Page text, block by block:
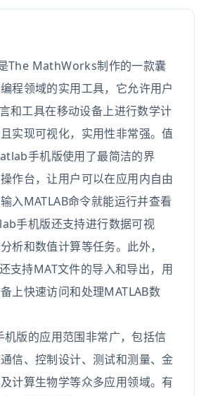
The MathWorks制作的一款囊
程领域的实用工具，它允许用户
和工具在移动设备上进行数学计
实现可视化，实用性非常强。值
手机版使用了最简洁的界
作台，让用户可以在应用内自由
入MATLAB命令就能运行并查看
手机版还支持进行数据可视
析和数值计算等任务。此外，
支持MAT文件的导入和导出，用
上快速访问和处理MATLAB数
版的应用范围非常广，包括信
信、控制设计、测试和测量、金
计算生物学等众多应用领域。有